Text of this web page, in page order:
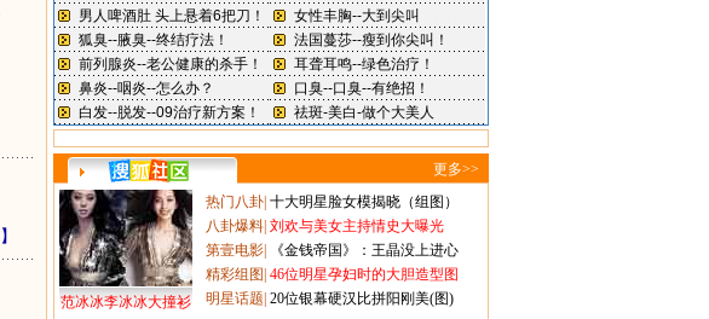
】
更多>>
范冰冰李冰冰大撞衫
热门八卦 十大明星脸女模揭晓（组图）
八卦爆料 刘欢与美女主持情史大曝光
第壹电影
《金钱帝国》：王晶没上进心
精彩组图 46位明星孕妇时的大胆造型图
明星话题 20位银幕硬汉比拼阳刚美(图)